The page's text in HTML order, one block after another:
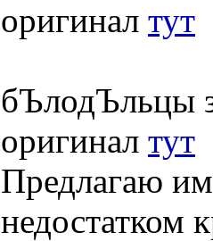
оригинал тут
бЪлодЪльцы
оригинал тут
Предлагаю
недостатком